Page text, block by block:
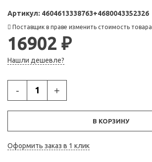
Артикул: 4604613338763+4680043352326
Поставщик в праве изменить стоимость товара
16902 ₽
Нашли дешевле?
- +
В КОРЗИНУ
Оформить заказ в 1 клик